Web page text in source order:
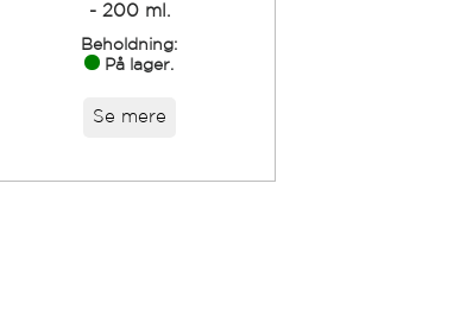
- 200 ml.
Beholdning:
På lager.
Se mere